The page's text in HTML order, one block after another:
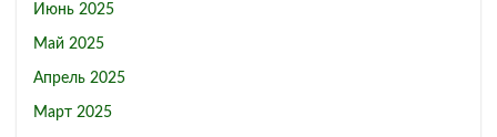
Июнь 2025
Май 2025
Апрель 2025
Март 2025